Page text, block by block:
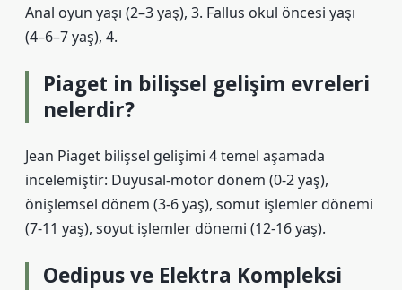
Anal oyun yaşı (2–3 yaş), 3. Fallus okul öncesi yaşı
(4–6–7 yaş), 4.
Piaget in bilişsel gelişim evreleri
nelerdir?
Jean Piaget bilişsel gelişimi 4 temel aşamada
incelemiştir: Duyusal-motor dönem (0-2 yaş),
önişlemsel dönem (3-6 yaş), somut işlemler dönemi
(7-11 yaş), soyut işlemler dönemi (12-16 yaş).
Oedipus ve Elektra Kompleksi